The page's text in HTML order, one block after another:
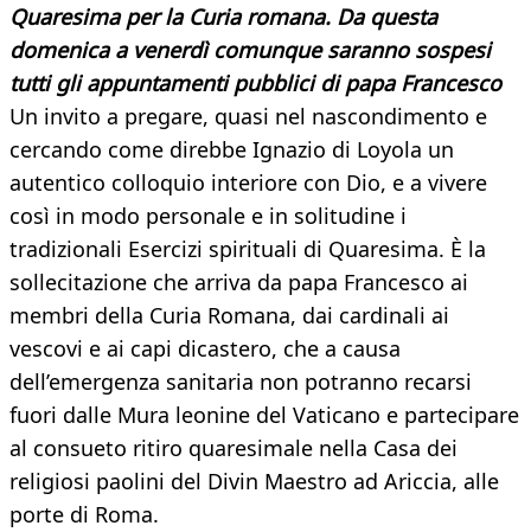
Quaresima per la Curia romana. Da questa
domenica a venerdì comunque saranno sospesi
tutti gli appuntamenti pubblici di papa Francesco
Un invito a pregare, quasi nel nascondimento e
cercando come direbbe Ignazio di Loyola un
autentico colloquio interiore con Dio, e a vivere
così in modo personale e in solitudine i
tradizionali Esercizi spirituali di Quaresima. È la
sollecitazione che arriva da papa Francesco ai
membri della Curia Romana, dai cardinali ai
vescovi e ai capi dicastero, che a causa
dell’emergenza sanitaria non potranno recarsi
fuori dalle Mura leonine del Vaticano e partecipare
al consueto ritiro quaresimale nella Casa dei
religiosi paolini del Divin Maestro ad Ariccia, alle
porte di Roma.